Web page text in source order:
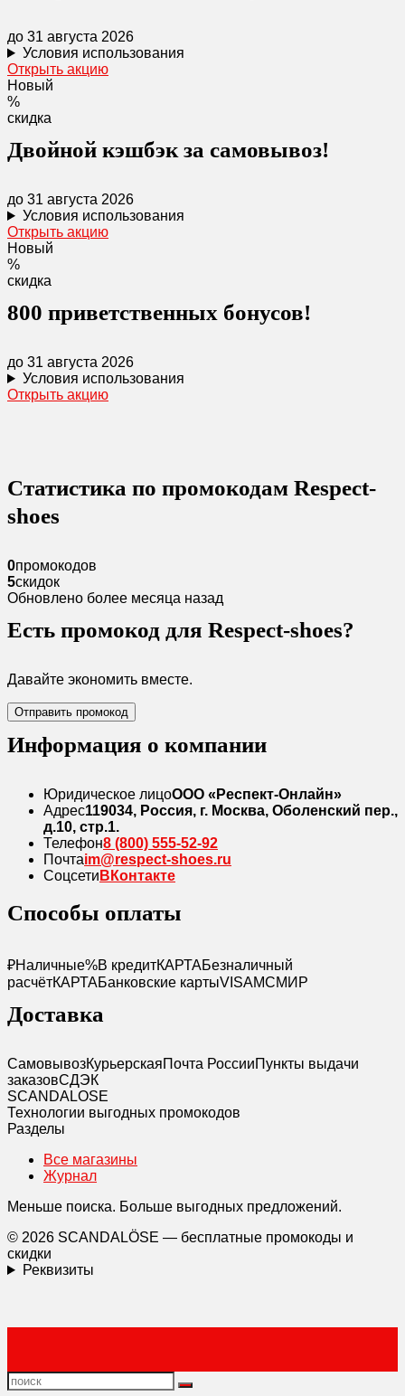
до 31 августа 2026
Условия использования
Открыть акцию
Новый
%
скидка
Двойной кэшбэк за самовывоз!
до 31 августа 2026
Условия использования
Открыть акцию
Новый
%
скидка
800 приветственных бонусов!
до 31 августа 2026
Условия использования
Открыть акцию
Статистика по промокодам Respect-
shoes
0промокодов
5скидок
Обновлено более месяца назад
Есть промокод для Respect-shoes?
Давайте экономить вместе.
Отправить промокод
Информация о компании
Юридическое лицоООО «Респект-Онлайн»
Адрес119034, Россия, г. Москва, Оболенский пер.,
д.10, стр.1.
Телефон8 (800) 555-52-92
Почтаim@respect-shoes.ru
Соцсети ВКонтакте
Способы оплаты
₽Наличные%В кредитКАРТАБезналичный
расчётКАРТАБанковские картыVISAMCМИР
Доставка
СамовывозКурьерскаяПочта РоссииПункты выдачи
заказовСДЭК
SCANDALOSE
Технологии выгодных промокодов
Разделы
Все магазины
Журнал
Меньше поиска. Больше выгодных предложений.
© 2026 SCANDALÖSE — бесплатные промокоды и
скидки
Реквизиты